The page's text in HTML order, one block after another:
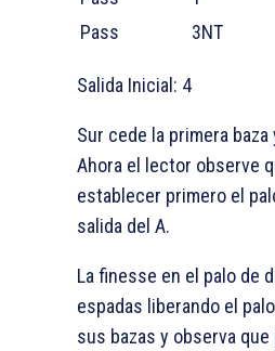
Pass
3NT
Salida Inicial: 4
Sur cede la primera
Ahora el lector observe
establecer primero el
salida delA.
La finesse en el palo de
espadas liberando el
sus bazas y observa que